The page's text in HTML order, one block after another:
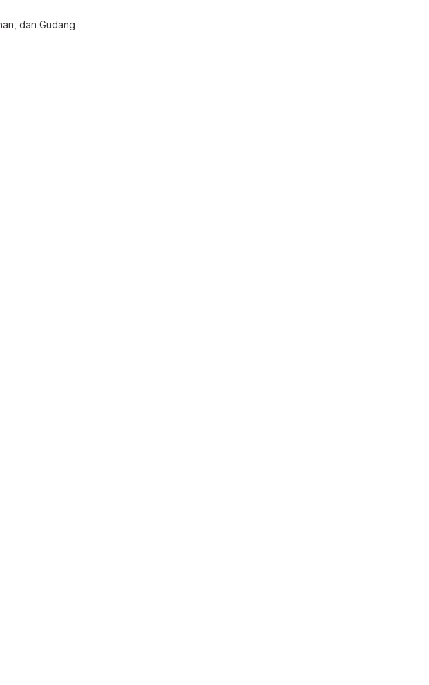
dan Gudang